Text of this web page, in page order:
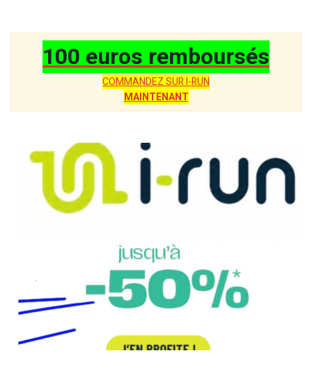
100 euros remboursés
COMMANDEZ SUR I-RUN
MAINTENANT